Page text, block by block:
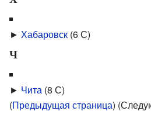
► Хабаровск (6 С)
Ч
► Чита (8 С)
(Предыдущая страница)